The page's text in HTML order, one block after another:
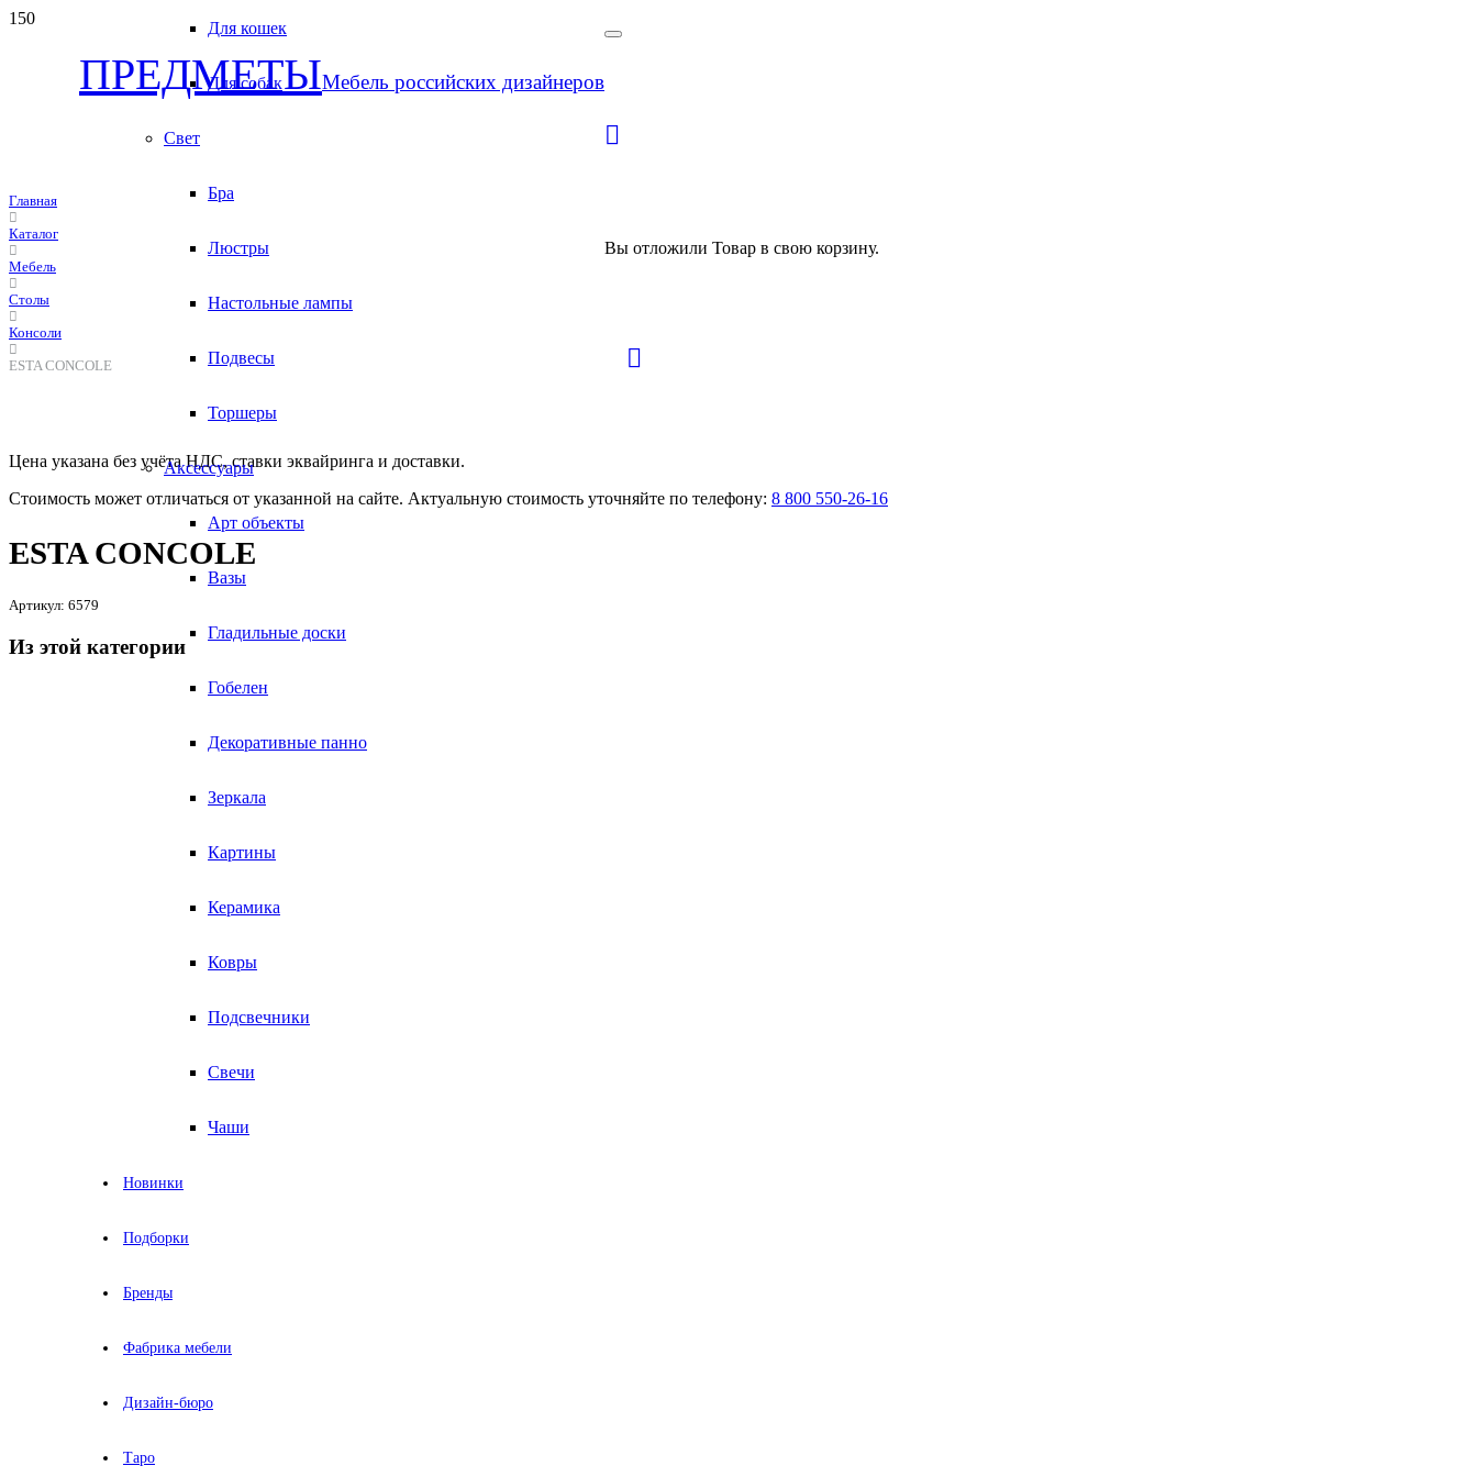
ПРЕДМЕТЫМебель российских дизайнеров
Вы отложили Товар в свою корзину.
Для кошек
Для собак
Свет
Бра
Люстры
Настольные лампы
Подвесы
Торшеры
Аксессуары
Арт объекты
Вазы
Гладильные доски
Гобелен
Декоративные панно
Зеркала
Картины
Керамика
Ковры
Подсвечники
Свечи
Чаши
Новинки
Подборки
Бренды
Фабрика мебели
Дизайн-бюро
Таро
Главная
Каталог
Мебель
Столы
Консоли
ESTA CONCOLE
Цена указана без учёта НДС, ставки эквайринга и доставки.
Стоимость может отличаться от указанной на сайте. Актуальную стоимость уточняйте по телефону: 8 800 550-26-16
ESTA CONCOLE
Артикул: 6579
Из этой категории